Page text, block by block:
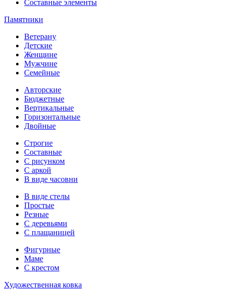
Составные элементы
Памятники
Ветерану
Детские
Женщине
Мужчине
Семейные
Авторские
Бюджетные
Вертикальные
Горизонтальные
Двойные
Строгие
Составные
С рисунком
С аркой
В виде часовни
В виде стелы
Простые
Резные
С деревьями
С плащаницей
Фигурные
Маме
С крестом
Художественная ковка